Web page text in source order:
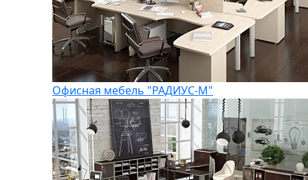
Офисная мебель "РАДИУС-М"